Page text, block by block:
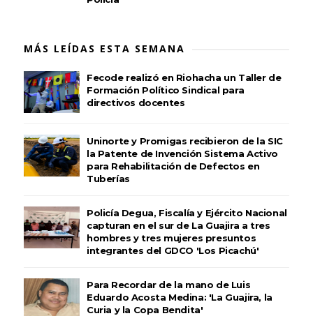
MÁS LEÍDAS ESTA SEMANA
Fecode realizó en Riohacha un Taller de
Formación Político Sindical para
directivos docentes
Uninorte y Promigas recibieron de la SIC
la Patente de Invención Sistema Activo
para Rehabilitación de Defectos en
Tuberías
Policía Degua, Fiscalía y Ejército Nacional
capturan en el sur de La Guajira a tres
hombres y tres mujeres presuntos
integrantes del GDCO 'Los Picachú'
Para Recordar de la mano de Luis
Eduardo Acosta Medina: 'La Guajira, la
Curia y la Copa Bendita'